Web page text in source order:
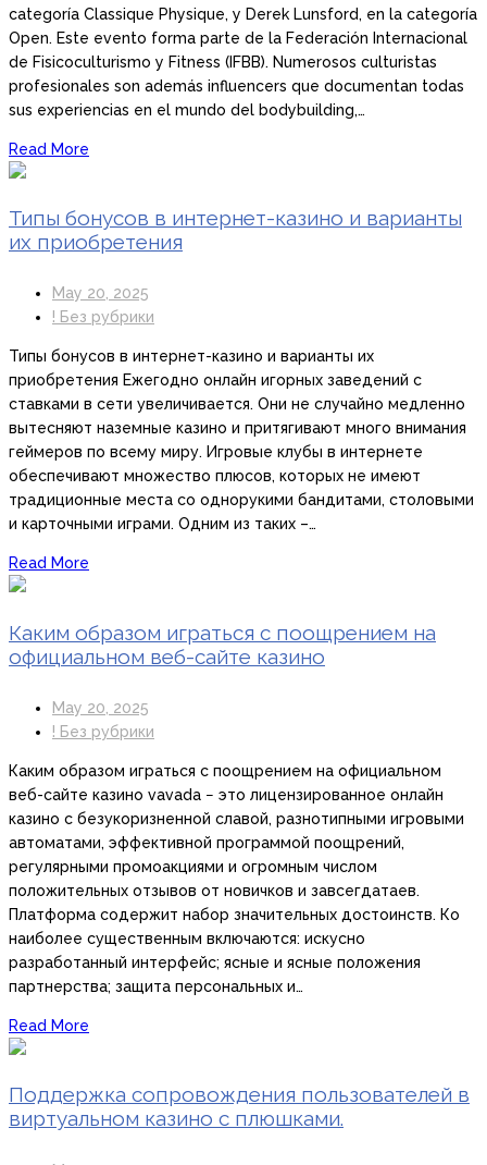
categoría Classique Physique, y Derek Lunsford, en la categoría
Open. Este evento forma parte de la Federación Internacional
de Fisicoculturismo y Fitness (IFBB). Numerosos culturistas
profesionales son además influencers que documentan todas
sus experiencias en el mundo del bodybuilding,…
Read More
Типы бонусов в интернет-казино и варианты
их приобретения
May 20, 2025
! Без рубрики
Типы бонусов в интернет-казино и варианты их
приобретения Ежегодно онлайн игорных заведений с
ставками в сети увеличивается. Они не случайно медленно
вытесняют наземные казино и притягивают много внимания
геймеров по всему миру. Игровые клубы в интернете
обеспечивают множество плюсов, которых не имеют
традиционные места со однорукими бандитами, столовыми
и карточными играми. Одним из таких –…
Read More
Каким образом играться с поощрением на
официальном веб-сайте казино
May 20, 2025
! Без рубрики
Каким образом играться с поощрением на официальном
веб-сайте казино vavada − это лицензированное онлайн
казино с безукоризненной славой, разнотипными игровыми
автоматами, эффективной программой поощрений,
регулярными промоакциями и огромным числом
положительных отзывов от новичков и завсегдатаев.
Платформа содержит набор значительных достоинств. Ко
наиболее существенным включаются: искусно
разработанный интерфейс; ясные и ясные положения
партнерства; защита персональных и…
Read More
Поддержка сопровождения пользователей в
виртуальном казино с плюшками.